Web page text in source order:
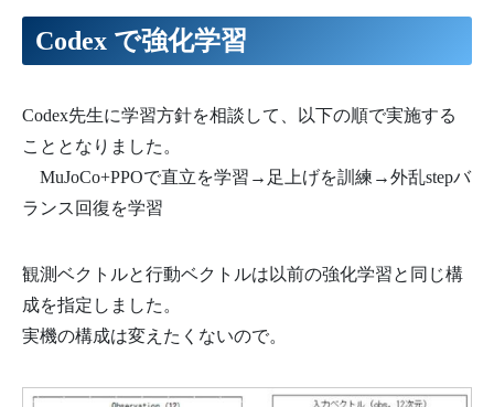
Codex で強化学習
Codex先生に学習方針を相談して、以下の順で実施する
こととなりました。
MuJoCo+PPOで直立を学習→足上げを訓練→外乱stepバ
ランス回復を学習
観測ベクトルと行動ベクトルは以前の強化学習と同じ構
成を指定しました。
実機の構成は変えたくないので。